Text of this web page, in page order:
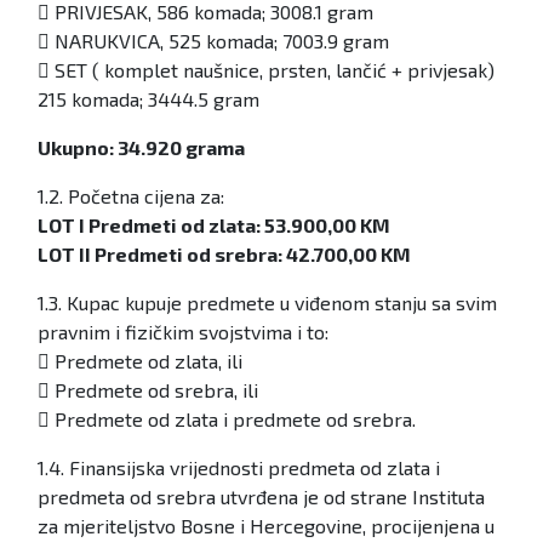
 PRIVJESAK, 586 komada; 3008.1 gram
 NARUKVICA, 525 komada; 7003.9 gram
 SET ( komplet naušnice, prsten, lančić + privjesak)
215 komada; 3444.5 gram
Ukupno: 34.920 grama
1.2. Početna cijena za:
LOT I Predmeti od zlata: 53.900,00 KM
LOT II Predmeti od srebra: 42.700,00 KM
1.3. Kupac kupuje predmete u viđenom stanju sa svim
pravnim i fizičkim svojstvima i to:
 Predmete od zlata, ili
 Predmete od srebra, ili
 Predmete od zlata i predmete od srebra.
1.4. Finansijska vrijednosti predmeta od zlata i
predmeta od srebra utvrđena je od strane Instituta
za mjeriteljstvo Bosne i Hercegovine, procijenjena u